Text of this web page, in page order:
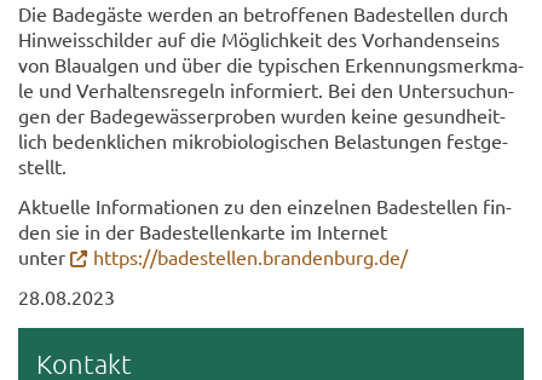
Die Ba­de­gäs­te wer­den an be­trof­fe­nen Ba­de­stel­len durch
Hin­weis­schil­der auf die Mög­lich­keit des Vor­han­den­seins
von Blau­al­gen und über die ty­pi­schen Er­ken­nungs­merk­ma­
le und Ver­hal­tens­re­geln in­for­miert. Bei den Un­ter­su­chun­
gen der Ba­de­ge­wäs­ser­pro­ben wur­den keine ge­sund­heit­
lich be­denk­li­chen mi­kro­bio­lo­gi­schen Be­las­tun­gen fest­ge­
stellt.
Ak­tu­el­le In­for­ma­tio­nen zu den ein­zel­nen Ba­de­stel­len fin­
den sie in der Ba­de­stel­len­kar­te im In­ter­net
unter
https://ba­de­stel­len.bran­den­burg.de/
28.08.2023
Kon­takt